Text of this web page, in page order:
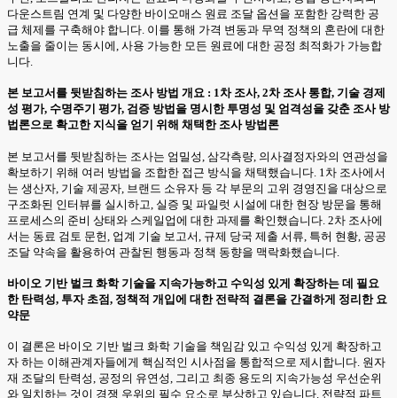
다운스트림 연계 및 다양한 바이오매스 원료 조달 옵션을 포함한 강력한 공
급 체제를 구축해야 합니다. 이를 통해 가격 변동과 무역 정책의 혼란에 대한
노출을 줄이는 동시에, 사용 가능한 모든 원료에 대한 공정 최적화가 가능합
니다.
본 보고서를 뒷받침하는 조사 방법 개요 : 1차 조사, 2차 조사 통합, 기술 경제
성 평가, 수명주기 평가, 검증 방법을 명시한 투명성 및 엄격성을 갖춘 조사 방
법론으로 확고한 지식을 얻기 위해 채택한 조사 방법론
본 보고서를 뒷받침하는 조사는 엄밀성, 삼각측량, 의사결정자와의 연관성을
확보하기 위해 여러 방법을 조합한 접근 방식을 채택했습니다. 1차 조사에서
는 생산자, 기술 제공자, 브랜드 소유자 등 각 부문의 고위 경영진을 대상으로
구조화된 인터뷰를 실시하고, 실증 및 파일럿 시설에 대한 현장 방문을 통해
프로세스의 준비 상태와 스케일업에 대한 과제를 확인했습니다. 2차 조사에
서는 동료 검토 문헌, 업계 기술 보고서, 규제 당국 제출 서류, 특허 현황, 공공
조달 약속을 활용하여 관찰된 행동과 정책 동향을 맥락화했습니다.
바이오 기반 벌크 화학 기술을 지속가능하고 수익성 있게 확장하는 데 필요
한 탄력성, 투자 초점, 정책적 개입에 대한 전략적 결론을 간결하게 정리한 요
약문
이 결론은 바이오 기반 벌크 화학 기술을 책임감 있고 수익성 있게 확장하고
자 하는 이해관계자들에게 핵심적인 시사점을 통합적으로 제시합니다. 원자
재 조달의 탄력성, 공정의 유연성, 그리고 최종 용도의 지속가능성 우선순위
와 일치하는 것이 경쟁 우위의 필수 요소로 부상하고 있습니다. 전략적 파트